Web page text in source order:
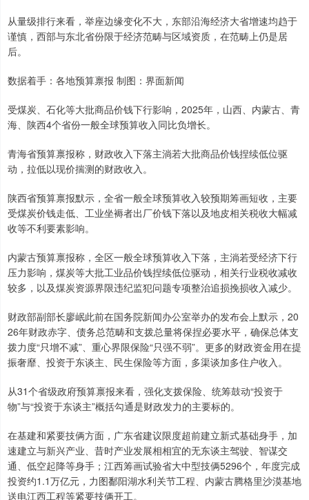
从量级排行来看，举座边缘变化不大，东部沿海经济大省增速均趋于
谨慎，西部与东北省份限于经济范畴与区域资质，在范畴上仍是居
后。
数据着手：各地预算禀报 制图：界面新闻
受煤炭、石化等大批商品价钱下行影响，2025年，山西、内蒙古、青
海、陕西4个省份一般全球预算收入同比负增长。
青海省预算禀报称，财政收入下落主淌若大批商品价钱捏续低位驱
动，拉低以现价揣测的财政收入。
陕西省预算禀报默示，全省一般全球预算收入较预期筹画短收，主要
受煤炭价钱走低、工业坐褥者出厂价钱下落以及地皮相关税收大幅减
收等不利要素影响。
内蒙古预算禀报称，全区一般全球预算收入下落，主淌若受经济下行
压力影响，煤炭等大批工业品价钱捏续低位驱动，相关行业税收减收
较多，以及煤炭资源界限违纪监犯问题专项整治追损挽损收入减少。
财政部副部长廖岷此前在国务院新闻办公室举办的发布会上默示，20
26年财政赤字、债务总范畴和支拨总量将保捏必要水平，确保总体支
拨力度“只增不减”、重心界限保险“只强不弱”。更多的财政资金用在提
振奢靡、投资于东谈主、民生保险等方面，多渠谈加多住户收入。
从31个省级政府预算禀报来看，强化支拨保险、统筹鼓动“投资于
物”与“投资于东谈主”概括勾通是财政发力的主要标的。
在基建和紧要技俩方面，广东省建议限度超前建立新式基础身手，加
速建立与新兴产业、昔时产业发展相相宜的无东谈主驾驶、智谋交
通、低空起降等身手；江西筹画试验省大中型技俩5296个，年度完成
投资约1.1万亿元，力图鄱阳湖水利关节工程、内蒙古腾格里沙漠基地
送电江西工程等紧要技俩开工。